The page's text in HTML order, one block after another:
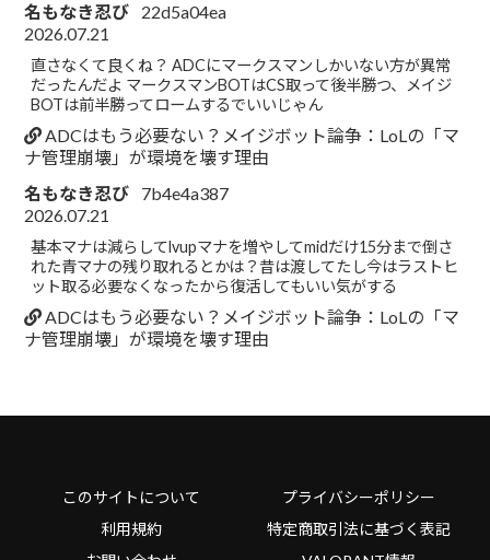
名もなき忍び
22d5a04ea
2026.07.21
直さなくて良くね？ ADCにマークスマンしかいない方が異常
だったんだよ マークスマンBOTはCS取って後半勝つ、メイジ
BOTは前半勝ってロームするでいいじゃん
ADCはもう必要ない？メイジボット論争：LoLの「マ
ナ管理崩壊」が環境を壊す理由
名もなき忍び
7b4e4a387
2026.07.21
基本マナは減らしてlvupマナを増やしてmidだけ15分まで倒さ
れた青マナの残り取れるとかは？昔は渡してたし今はラストヒ
ット取る必要なくなったから復活してもいい気がする
ADCはもう必要ない？メイジボット論争：LoLの「マ
ナ管理崩壊」が環境を壊す理由
このサイトについて
プライバシーポリシー
利用規約
特定商取引法に基づく表記